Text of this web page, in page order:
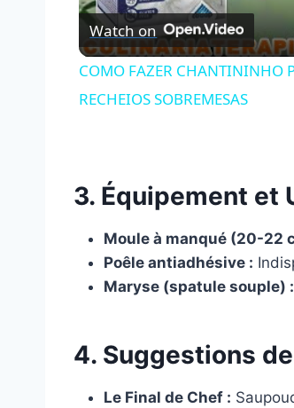
Watch on
COMO FAZER CHANTININHO
RECHEIOS SOBREMESAS
3. Équipement et
Moule à manqué (20-22
Poêle antiadhésive :
Maryse (spatule souple) :
4. Suggestions
Le Final de Chef :